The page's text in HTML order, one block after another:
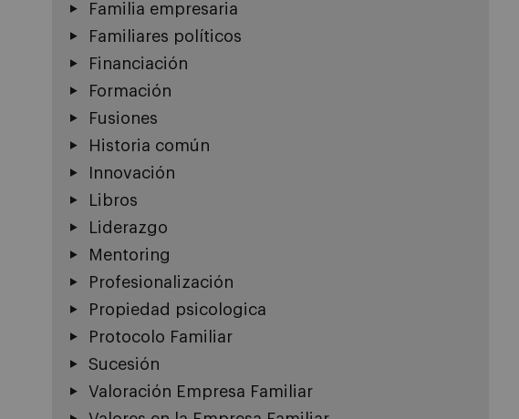
Familia empresaria
Familiares políticos
Financiación
Formación
Fusiones
Historia común
Innovación
Libros
Liderazgo
Mentoring
Profesionalización
Propiedad psicologica
Protocolo Familiar
Sucesión
Valoración Empresa Familiar